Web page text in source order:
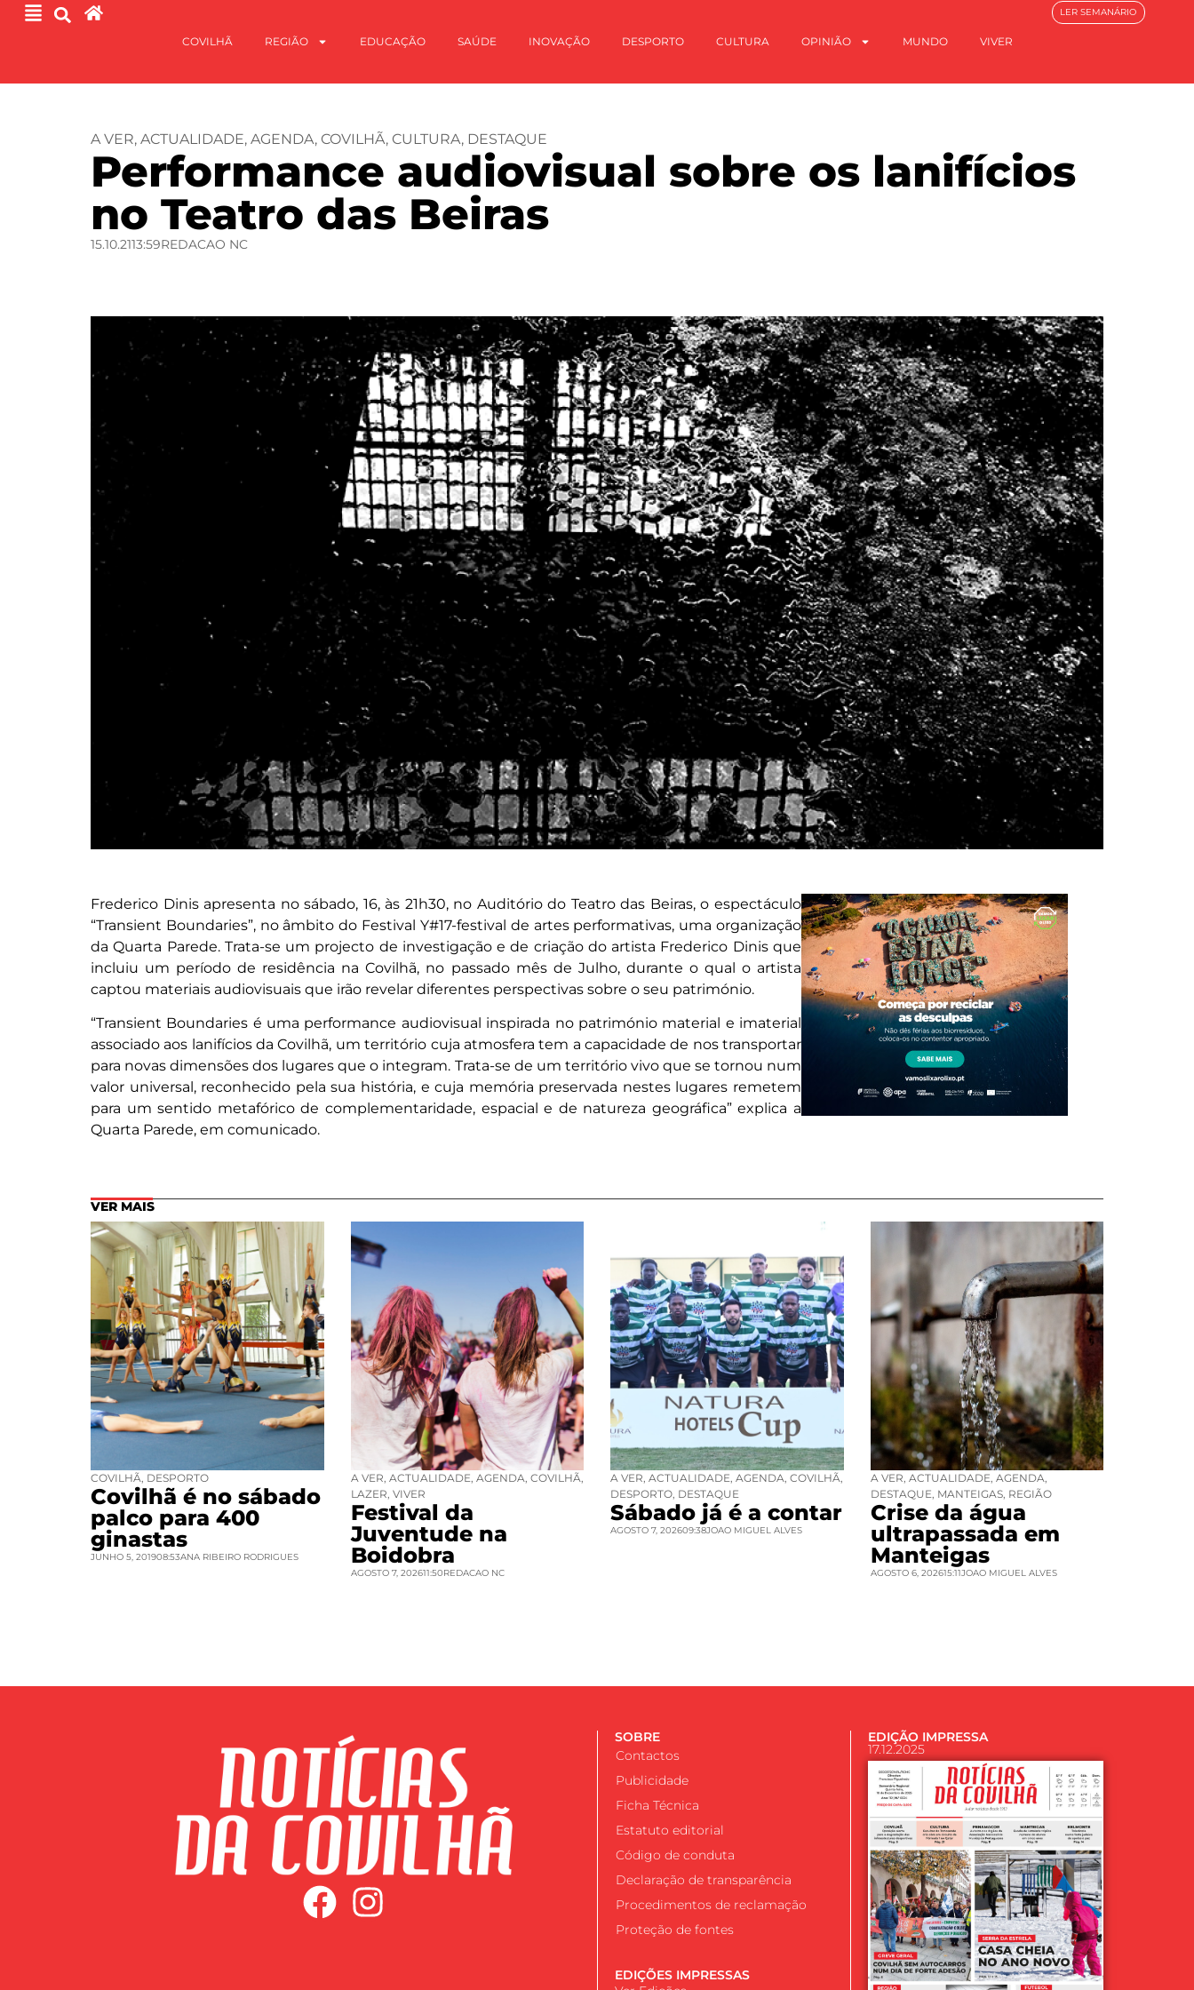
COVILHÃ REGIÃO EDUCAÇÃO SAÚDE INOVAÇÃO DESPORTO CULTURA OPINIÃO MUNDO VIVER
LER SEMANÁRIO
A VER, ACTUALIDADE, AGENDA, COVILHÃ, CULTURA, DESTAQUE
Performance audiovisual sobre os lanifícios
no Teatro das Beiras
15.10.2113:59REDACAO NC
Frederico Dinis apresenta no sábado, 16, às 21h30, no Auditório do Teatro das Beiras, o espectáculo
“Transient Boundaries”, no âmbito do Festival Y#17-festival de artes performativas, uma organização
da Quarta Parede. Trata-se um projecto de investigação e de criação do artista Frederico Dinis que
incluiu um período de residência na Covilhã, no passado mês de Julho, durante o qual o artista
captou materiais audiovisuais que irão revelar diferentes perspectivas sobre o seu património.
“Transient Boundaries é uma performance audiovisual inspirada no património material e imaterial
associado aos lanifícios da Covilhã, um território cuja atmosfera tem a capacidade de nos transportar
para novas dimensões dos lugares que o integram. Trata-se de um território vivo que se tornou num
valor universal, reconhecido pela sua história, e cuja memória preservada nestes lugares remetem
para um sentido metafórico de complementaridade, espacial e de natureza geográfica” explica a
Quarta Parede, em comunicado.
VER MAIS
COVILHÃ DESPORTO
Covilhã é no sábado
palco para 400
ginastas
JUNHO 5, 201908:53ANA RIBEIRO RODRIGUES
A VER ACTUALIDADE AGENDA COVILHÃ
LAZER VIVER
Festival da
Juventude na
Boidobra
AGOSTO 7, 202611:50REDACAO NC
A VER ACTUALIDADE AGENDA COVILHÃ
DESPORTO DESTAQUE
Sábado já é a contar
AGOSTO 7, 202609:38JOAO MIGUEL ALVES
A VER ACTUALIDADE AGENDA
DESTAQUE MANTEIGAS, REGIÃO
Crise da água
ultrapassada em
Manteigas
AGOSTO 6, 202615:11JOAO MIGUEL ALVES
SOBRE
Contactos
Publicidade
Ficha Técnica
Estatuto editorial
Código de conduta
Declaração de transparência
Procedimentos de reclamação
Proteção de fontes
EDIÇÕES IMPRESSAS
EDIÇÃO IMPRESSA
17.12.2025